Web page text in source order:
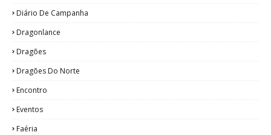
Diário De Campanha
Dragonlance
Dragões
Dragões Do Norte
Encontro
Eventos
Faéria